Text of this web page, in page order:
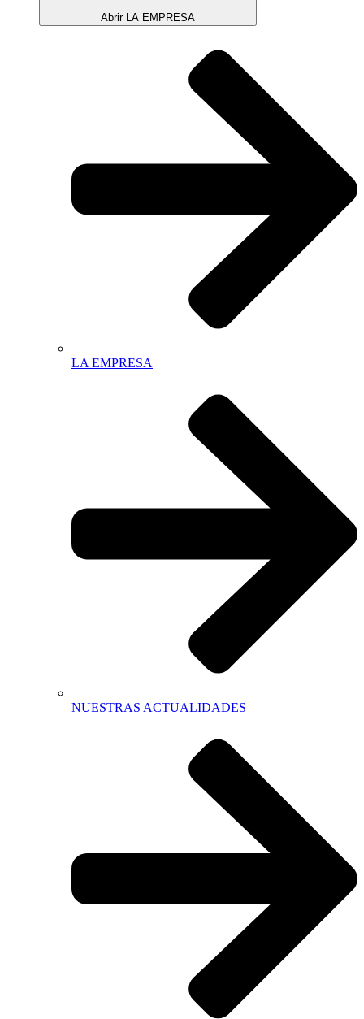
Abrir LA EMPRESA
LA EMPRESA
NUESTRAS ACTUALIDADES